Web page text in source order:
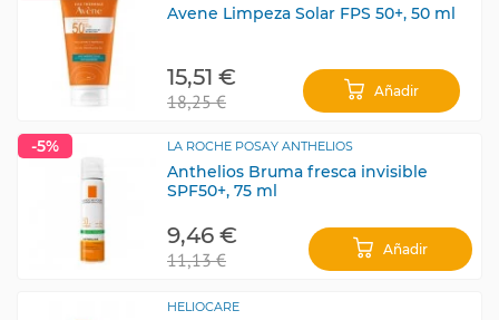
Avene Limpeza Solar FPS 50+, 50 ml
15,51 €
18,25 € Añadir
-5% LA ROCHE POSAY ANTHELIOS
Anthelios Bruma fresca invisible
SPF50+, 75 ml
9,46 €
11,13 € Añadir
HELIOCARE